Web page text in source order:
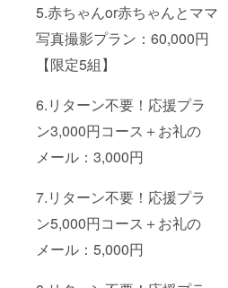
5.赤ちゃんor赤ちゃんとママ
写真撮影プラン：60,000円
【限定5組】
6.リターン不要！応援プラ
ン3,000円コース＋お礼の
メール：3,000円
7.リターン不要！応援プラ
ン5,000円コース＋お礼の
メール：5,000円